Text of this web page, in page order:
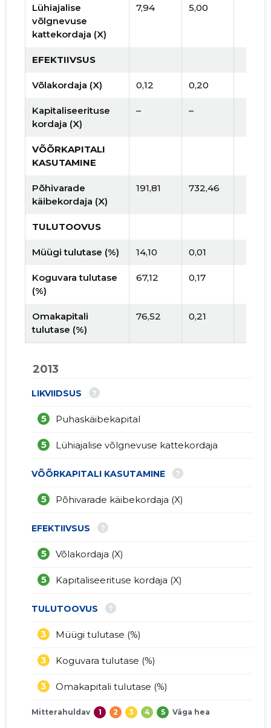
Lühiajalise
võlgnevuse
kattekordaja (X)
7,94 5,00
EFEKTIIVSUS
Võlakordaja (X) 0,12 0,20
Kapitaliseerituse
kordaja (X)
– –
VÕÕRKAPITALI
KASUTAMINE
Põhivarade
käibekordaja (X)
191,81 732,46
TULUTOOVUS
Müügi tulutase (%) 14,10 0,01
Koguvara tulutase
(%)
67,12 0,17
Omakapitali
tulutase (%)
76,52 0,21
2013
LIKVIIDSUS ?
Puhaskäibekapital
5
Lühiajalise võlgnevuse kattekordaja
5
VÕÕRKAPITALI KASUTAMINE ?
Põhivarade käibekordaja (X)
5
EFEKTIIVSUS ?
Võlakordaja (X)
5
Kapitaliseerituse kordaja (X)
5
TULUTOOVUS ?
Müügi tulutase (%)
3
Koguvara tulutase (%)
3
Omakapitali tulutase (%)
3
Mitterahuldav 1 2 3 4 5 Väga hea